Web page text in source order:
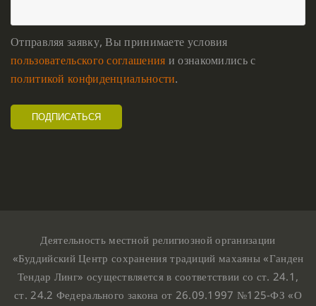
Отправляя заявку, Вы принимаете условия
пользовательского соглашения и ознакомились с
политикой конфиденциальности.
Деятельность местной религиозной организации
«Буддийский Центр сохранения традиций махаяны «Ганден
Тендар Линг» осуществляется в соответствии со ст. 24.1,
ст. 24.2 Федерального закона от 26.09.1997 №125-ФЗ «О